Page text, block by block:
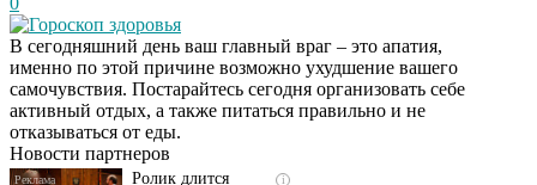
Гороскоп здоровья
В сегодняшний день ваш главный враг – это апатия,
именно по этой причине возможно ухудшение вашего
самочувствия. Постарайтесь сегодня организовать себе
активный отдых, а также питаться правильно и не
отказываться от еды.
Новости партнеров
i
Скрытая камера на
пляже Крыма: Что
люди вытворяют, когда
их не видят...
i
Ролик длится